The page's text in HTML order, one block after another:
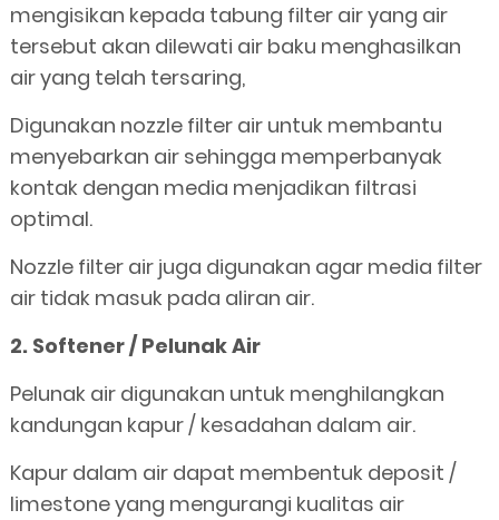
mengisikan kepada tabung filter air yang air
tersebut akan dilewati air baku menghasilkan
air yang telah tersaring,
Digunakan nozzle filter air untuk membantu
menyebarkan air sehingga memperbanyak
kontak dengan media menjadikan filtrasi
optimal.
Nozzle filter air juga digunakan agar media filter
air tidak masuk pada aliran air.
2. Softener / Pelunak Air
Pelunak air digunakan untuk menghilangkan
kandungan kapur / kesadahan dalam air.
Kapur dalam air dapat membentuk deposit /
limestone yang mengurangi kualitas air